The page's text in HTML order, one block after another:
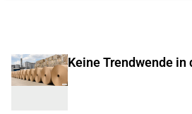
Keine Trendwende